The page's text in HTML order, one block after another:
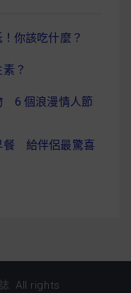
你該吃什麼？
？
6 個浪漫情人節
餐 給伴侶最驚喜
. All rights